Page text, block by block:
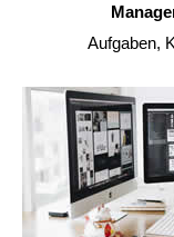
Aufgaben,